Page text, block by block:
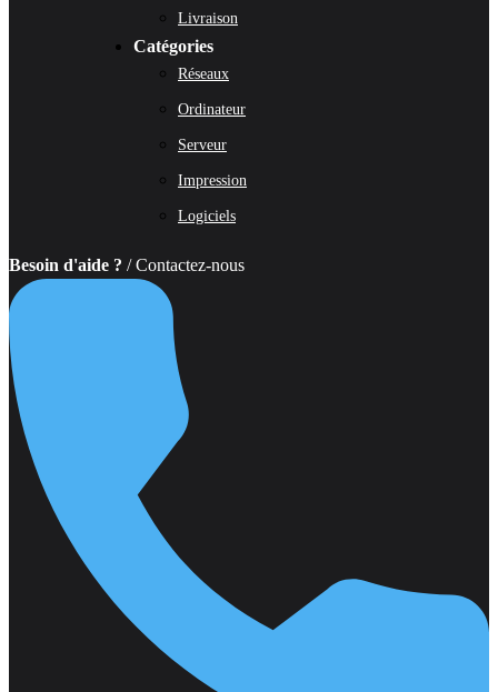
Livraison
Catégories
Réseaux
Ordinateur
Serveur
Impression
Logiciels
Besoin d'aide ? / Contactez-nous